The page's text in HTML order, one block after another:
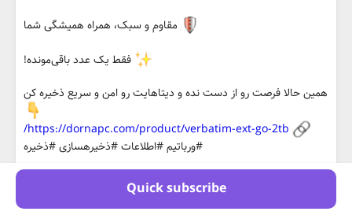
Quick subscribe
مقاوم و سبک، همراه همیشگی شما
فقط یک عدد باقی‌مونده!
همین حالا فرصت رو از دست نده و دیتاهایت رو امن و سریع ذخیره کن
https://dornapc.com/product/verbatim-ext-go-2tb/
#ورباتیم #اطلاعات #ذخیرهسازی #ذخیره
0
28 April 2026 | 03:41